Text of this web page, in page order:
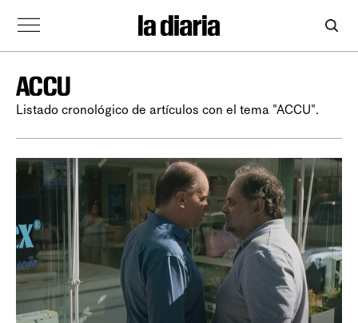
ACCU
Listado cronológico de artículos con el tema "ACCU".